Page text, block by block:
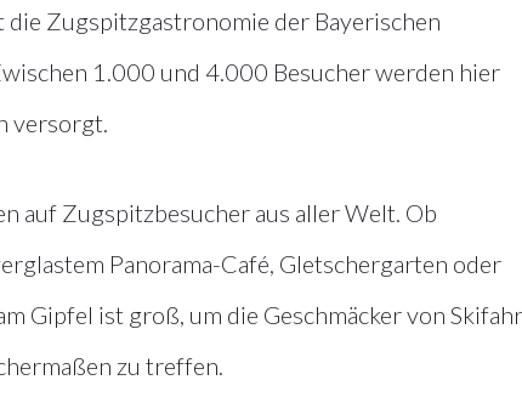
Zugspitzgastronomie der Bayerischen
1.000 und 4.000 Besucher werden hier
versorgt.
auf Zugspitzbesucher aus aller Welt. Ob
Panorama-Café, Gletschergarten oder
Gipfel ist groß, um die Geschmäcker von
zu treffen.